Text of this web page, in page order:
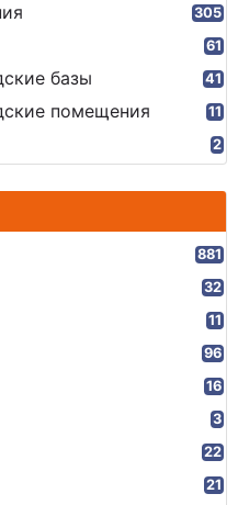
305
61
базы 41
помещения 11
2
881
32
11
96
16
3
22
21